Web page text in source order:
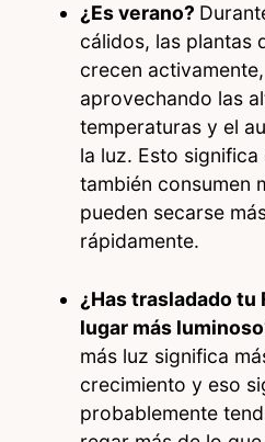
¿Es verano?
cálidos, las plantas
crecen activamente,
aprovechando las
temperaturas y el
la luz. Esto significa
también consumen
pueden secarse
rápidamente.
¿Has trasladado tu
lugar más
más luz significa
crecimiento y eso
probablemente